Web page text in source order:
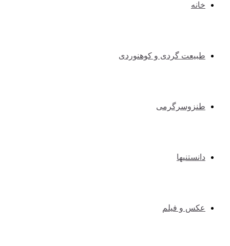
خانه
طبیعت گردی و کوهنوردی
طنزوسرگرمی
دانستنیها
عکس و فیلم